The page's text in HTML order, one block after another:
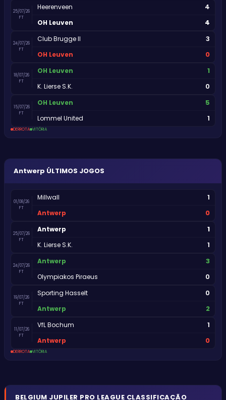
25/07/26
FT
Heerenveen 4
OH Leuven 4
24/07/26
FT
Club Brugge II 3
OH Leuven 0
18/07/26
FT
OH Leuven 1
K. Lierse S.K. 0
15/07/26
FT
OH Leuven 5
Lommel United 1
DERROTA VITÓRIA
Antwerp ÚLTIMOS JOGOS
01/08/26
FT
Millwall 1
Antwerp 0
25/07/26
FT
Antwerp 1
K. Lierse S.K. 1
24/07/26
FT
Antwerp 3
Olympiakos Piraeus 0
19/07/26
FT
Sporting Hasselt 0
Antwerp 2
11/07/26
FT
VfL Bochum 1
Antwerp 0
DERROTA VITÓRIA
BELGIUM JUPILER PRO LEAGUE CLASSIFICAÇÃO